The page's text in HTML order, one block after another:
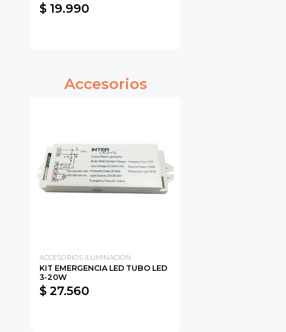
$ 19.990
Accesorios
ACCESORIOS ILUMINACION
KIT EMERGENCIA LED TUBO LED
3-20W
$ 27.560